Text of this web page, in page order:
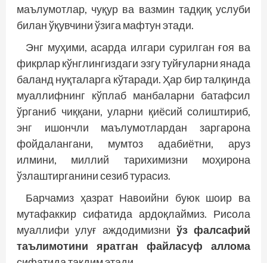
маълумотлар, чуқур ва вазмин тадқиқ услуби
билан ўқувчини ўзига мафтун этади.
Энг муҳими, асарда илгари сурилган ғоя ва
фикрлар кўнглингиздаги эзгу туйғуларни янада
баланд нуқталарга кўтаради. Ҳар бир талқинда
муаллифнинг кўп­лаб манбаларни батафсил
ўрганиб чиққани, уларни қиёсий солиштириб,
энг ишончли маълумотлардан заргарона
фойдалангани, мумтоз адабиётни, аруз
илмини, миллий тарихимизни моҳирона
ўзлаштирганини сезиб турасиз.
Барчамиз ҳазрат Навоийни буюк шоир ва
мутафаккир сифатида ардоқлаймиз. Рисола
муаллифи улуғ аждодимизни ўз фалсафий
таълимотини яратган файласуф аллома